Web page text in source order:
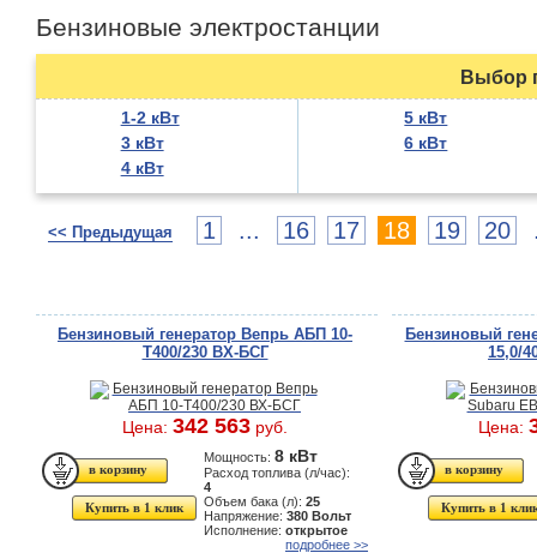
Бензиновые электростанции
Выбор
1-2 кВт
3 кВт
4 кВт
5 кВт
6 кВт
<< Предыдущая 1 ... 16 17 18 19 20
Бензиновый генератор Вепрь АБП 10-
Т400/230 ВХ-БСГ
Цена: 342 563 руб.
Купить в 1 клик
Мощность: 8 кВт
Расход топлива (л/час):
4
Объем бака (л): 25
Напряжение: 380 Вольт
Исполнение: открытое
подробнее >>
Бензиновый
15,0/
Цена:
Купить в 1